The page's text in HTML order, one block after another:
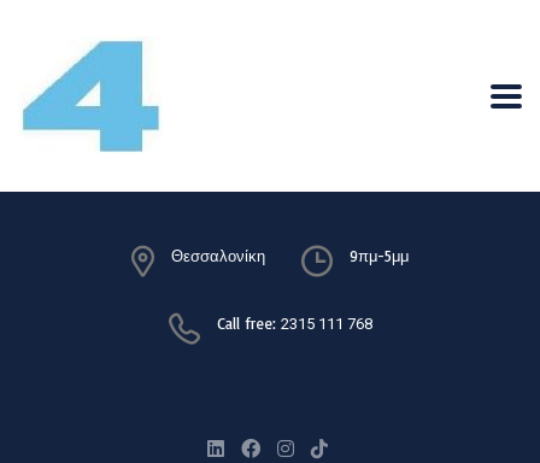
Θεσσαλονίκη 9πμ-5μμ
Call free: 2315 111 768